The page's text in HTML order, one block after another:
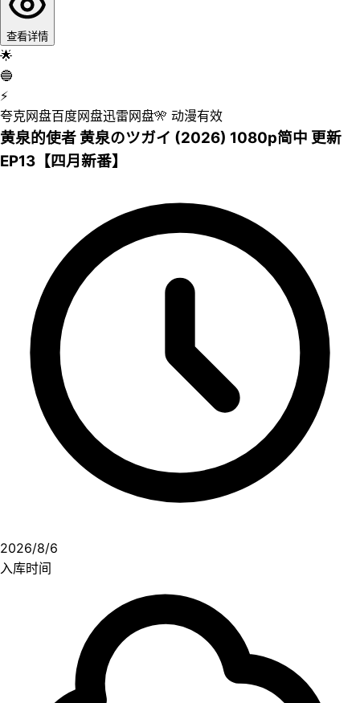
查看详情
🌟
🔵
⚡
夸克网盘百度网盘迅雷网盘🎌 动漫有效
黄泉的使者 黄泉のツガイ (2026) 1080p简中 更新
EP13【四月新番】
2026/8/6
入库时间